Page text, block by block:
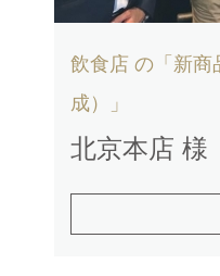
飲食店 の「新商
成）」
北京本店 様